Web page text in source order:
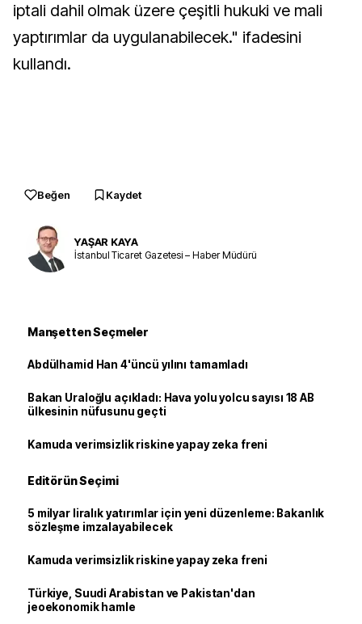
iptali dahil olmak üzere çeşitli hukuki ve mali
yaptırımlar da uygulanabilecek." ifadesini
kullandı.
Beğen Kaydet
YAŞAR KAYA
İstanbul Ticaret Gazetesi – Haber Müdürü
Manşetten Seçmeler
Abdülhamid Han 4'üncü yılını tamamladı
Bakan Uraloğlu açıkladı: Hava yolu yolcu sayısı 18 AB
ülkesinin nüfusunu geçti
Kamuda verimsizlik riskine yapay zeka freni
Editörün Seçimi
5 milyar liralık yatırımlar için yeni düzenleme: Bakanlık
sözleşme imzalayabilecek
Kamuda verimsizlik riskine yapay zeka freni
Türkiye, Suudi Arabistan ve Pakistan'dan
jeoekonomik hamle